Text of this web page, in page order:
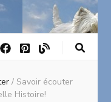
/ Savoir écouter
Histoire!